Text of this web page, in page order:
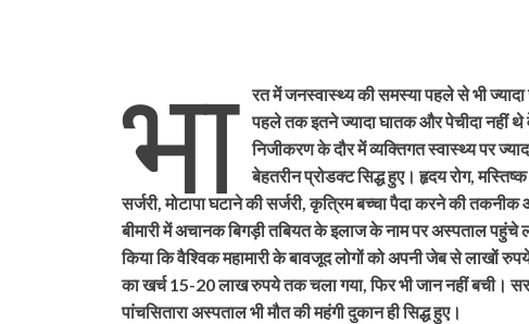
भा
रत में जनस्वास्थ्य की समस्या पहले से भी
पहले तक इतने ज्यादा घातक और पेचीदा
निजीकरण के दौर में व्यक्तिगत स्वास्थ्य पर
बेहतरीन प्रोडक्ट सिद्ध हुए। हृदय रोग,
सर्जरी, मोटापा घटाने की सर्जरी, कृत्रिम बच्चा पैदा करने की
बीमारी में अचानक बिगड़ी तबियत के इलाज के नाम पर अस्पताल
किया कि वैश्विक महामारी के बावजूद लोगों को अपनी जेब से लाखों
का खर्च 15-20 लाख रुपये तक चला गया, फिर भी जान नहीं बची।
पांचसितारा अस्पताल भी मौत की महंगी दुकान ही सिद्ध हुए।